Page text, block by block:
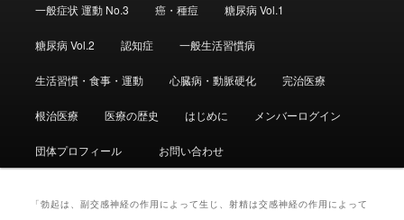
一般症状 運動 No.3 癌・種痘 糖尿病 Vol.1
糖尿病 Vol.2 認知症 一般生活習慣病
生活習慣・食事・運動 心臓病・動脈硬化 完治医療
根治医療 医療の歴史 はじめに メンバーログイン
団体プロフィール お問い合わせ
「勃起は、副交感神経の作用によって生じ、射精は交感神経の作用によって